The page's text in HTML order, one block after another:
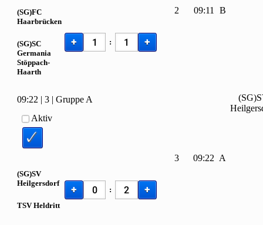
(SG)FC
Haarbrücken
(SG)SC
Germania
Stöppach-
Haarth
+ : +
2 09:11 B
09:22 | 3 | Gruppe A
Aktiv
(SG)SV
Heilgersdorf
TSV Heldritt
+ : +
3 09:22 A